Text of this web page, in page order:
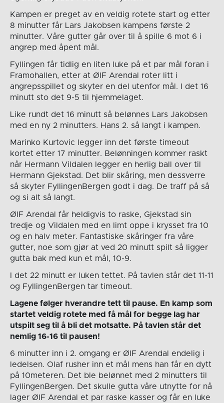
Kampen er preget av en veldig rotete start og etter
8 minutter får Lars Jakobsen kampens første 2
minutter. Våre gutter går over til å spille 6 mot 6 i
angrep med åpent mål.
Fyllingen får tidlig en liten luke på et par mål foran i
Framohallen, etter at ØIF Arendal roter litt i
angrepsspillet og skyter en del utenfor mål. I det 16
minutt sto det 9-5 til hjemmelaget.
Like rundt det 16 minutt så belønnes Lars Jakobsen
med en ny 2 minutters. Hans 2. så langt i kampen.
Marinko Kurtovic legger inn det første timeout
kortet etter 17 minutter. Belønningen kommer raskt
når Hermann Vildalen legger en herlig ball over til
Hermann Gjekstad. Det blir skåring, men dessverre
så skyter FyllingenBergen godt i dag. De traff på så
og si alt så langt.
ØIF Arendal får heldigvis to raske, Gjekstad sin
tredje og Vildalen med en limt oppe i krysset fra 10
og en halv meter. Fantastiske skåringer fra våre
gutter, noe som gjør at ved 20 minutt spilt så ligger
gutta bak med kun et mål, 10-9.
I det 22 minutt er luken tettet. På tavlen står det 11-11
og FyllingenBergen tar timeout.
Lagene følger hverandre tett til pause. En kamp som
startet veldig rotete med få mål for begge lag har
utspilt seg til å bli det motsatte. På tavlen står det
nemlig 16-16 til pausen!
6 minutter inn i 2. omgang er ØIF Arendal endelig i
ledelsen. Olaf rusher inn et mål mens han får en dytt
på 10meteren. Det ble belønnet med 2 minutters til
FyllingenBergen. Det skulle gutta våre utnytte for nå
lager ØIF Arendal et par raske kasser og får en luke